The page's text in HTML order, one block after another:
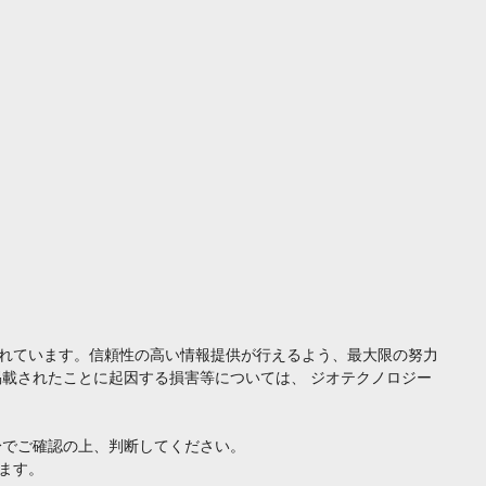
います。信頼性の高い情報提供が行えるよう、最大限の努力
されたことに起因する損害等については、 ジオテクノロジー
ご確認の上、判断してください。
す。